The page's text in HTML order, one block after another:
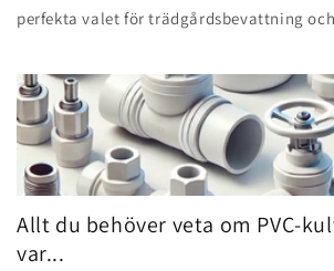
perfekta valet för trädgårdsbevattning
Allt du behöver veta om PVC-
var...